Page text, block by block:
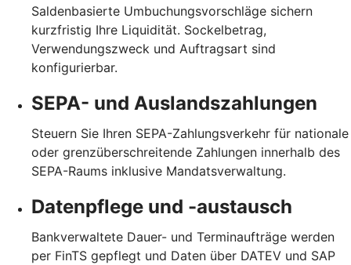
Saldenbasierte Umbuchungsvorschläge sichern
kurzfristig Ihre Liquidität. Sockelbetrag,
Verwendungszweck und Auftragsart sind
konfigurierbar.
SEPA- und Auslandszahlungen
Steuern Sie Ihren SEPA-Zahlungsverkehr für nationale
oder grenzüberschreitende Zahlungen innerhalb des
SEPA-Raums inklusive Mandatsverwaltung.
Datenpflege und -austausch
Bankverwaltete Dauer- und Terminaufträge werden
per FinTS gepflegt und Daten über DATEV und SAP